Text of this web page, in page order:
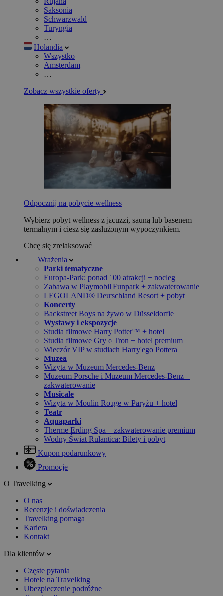
Saksonia
Schwarzwald
Turyngia
…
Holandia
Wszystko
Amsterdam
…
Zobacz wszystkie oferty
Odpocznij na pobycie wellness
Wybierz pobyt wellness z jacuzzi, sauną lub basenem
termalnym i ciesz się zasłużonym wypoczynkiem.
Chcę się zrelaksować
Wrażenia
Parki tematyczne
Europa-Park: ponad 100 atrakcji + nocleg
Zabawa w Playmobil Funpark + zakwaterowanie
LEGOLAND® Deutschland Resort + pobyt
Koncerty
Backstreet Boys na żywo w Düsseldorfie
Wystawy i ekspozycje
Studia filmowe Harry Potter™ + hotel
Studia filmowe Gry o Tron + hotel premium
Wieczór VIP w studiach Harry'ego Pottera
Muzea
Wizyta w Muzeum Mercedes-Benz
Muzeum Porsche i Muzeum Mercedes-Benz +
zakwaterowanie
Musicale
Wizyta w Moulin Rouge w Paryżu + hotel
Teatr
Aquaparki
Therme Erding Spa + zakwaterowanie premium
Wodny Świat Rulantica: Bilety i pobyt
Kupon podarunkowy
Promocje
O Travelking
O nas
Recenzje i doświadczenia
Travelking pomaga
Kariera
Kontakt
Dla klientów
Częste pytania
Hotele na Travelking
Ubezpieczenie podróżne